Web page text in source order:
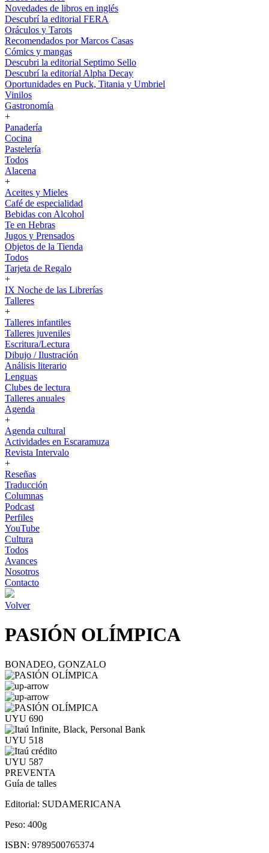
Novedades de libros en inglés
Descubrí la editorial FERA
Oráculos y Tarots
Recomendados por Marcos Casas
Cómics y mangas
Descubri la editorial Septimo Sello
Descubrí la editorial Alpha Decay
Oportunidades en Puck, Titania y Umbriel
Vinilos
Gastronomía
+
Panadería
Cocina
Pastelería
Todos
Alacena
+
Aceites y Mieles
Café de especialidad
Bebidas con Alcohol
Te en Hebras
Jugos y Prensados
Objetos de la Tienda
Todos
Tarjeta de Regalo
+
IX Noche de las Librerías
Talleres
+
Talleres infantiles
Talleres juveniles
Escritura/Lectura
Dibujo / Ilustración
Análisis literario
Lenguas
Clubes de lectura
Talleres anuales
Agenda
+
Agenda cultural
Actividades en Escaramuza
Revista Intervalo
+
Reseñas
Traducción
Columnas
Podcast
Perfiles
YouTube
Cultura
Todos
Avances
Nosotros
Contacto
Volver
PASIÓN OLÍMPICA
BONADEO, GONZALO
UYU 690
UYU 518
UYU 587
PREVENTA
Guía de talles
Editorial: SUDAMERICANA
Peso: 400g
ISBN: 9789500765374